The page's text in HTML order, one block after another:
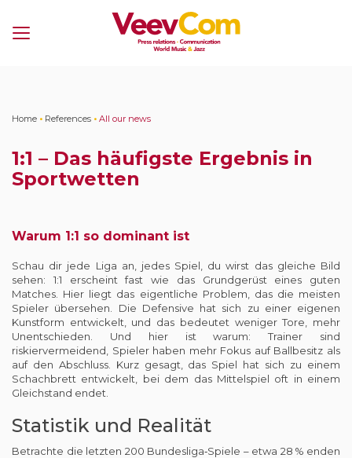
Menu
Home • References • All our news
1:1 – Das häufigste Ergebnis in
Sportwetten
Warum 1:1 so dominant ist
Schau dir jede Liga an, jedes Spiel, du wirst das gleiche Bild
sehen: 1:1 erscheint fast wie das Grundgerüst eines guten
Matches. Hier liegt das eigentliche Problem, das die meisten
Spieler übersehen. Die Defensive hat sich zu einer eigenen
Kunstform entwickelt, und das bedeutet weniger Tore, mehr
Unentschieden. Und hier ist warum: Trainer sind
riskiervermeidend, Spieler haben mehr Fokus auf Ballbesitz als
auf den Abschluss. Kurz gesagt, das Spiel hat sich zu einem
Schachbrett entwickelt, bei dem das Mittelspiel oft in einem
Gleichstand endet.
Statistik und Realität
Betrachte die letzten 200 Bundesliga‑Spiele – etwa 28 % enden